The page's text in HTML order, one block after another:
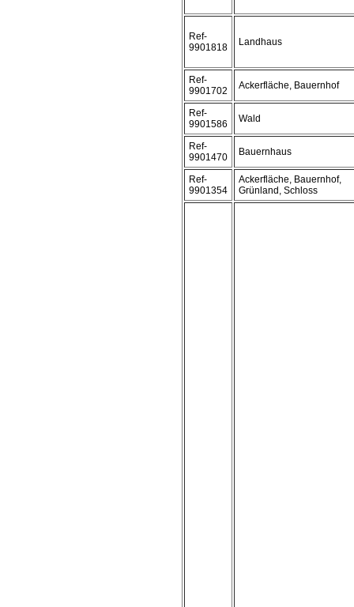
Ref-
9901818
Landhaus
Ref-
9901702
Ackerfläche, Bauernhof
Ref-
9901586
Wald
Ref-
9901470
Bauernhaus
Ref-
9901354
Ackerfläche, Bauernhof,
Grünland, Schloss